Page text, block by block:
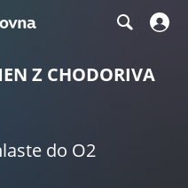
Z CHODORIVA
do O2